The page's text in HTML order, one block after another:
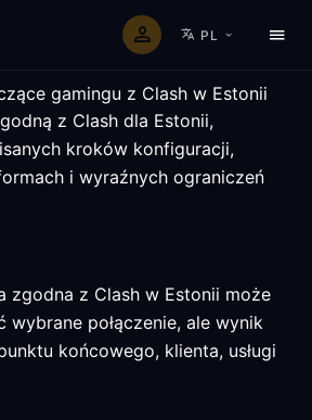
PL
gamingu z Clash w Estonii
z Clash dla Estonii,
kroków konfiguracji,
i wyraźnych ograniczeń
zgodna z Clash w Estonii może
wybrane połączenie, ale wynik
końcowego, klienta, usługi